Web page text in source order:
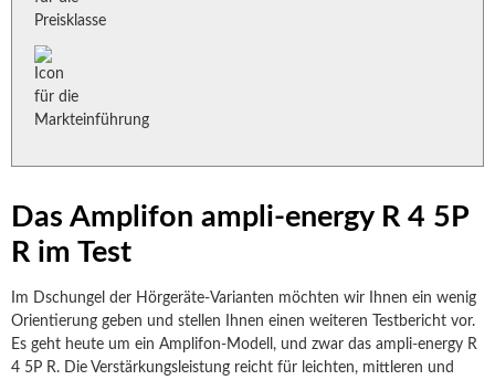
Das Amplifon ampli-energy R 4 5P
R im Test
Im Dschungel der Hörgeräte-Varianten möchten wir Ihnen ein wenig
Orientierung geben und stellen Ihnen einen weiteren Testbericht vor.
Es geht heute um ein Amplifon-Modell, und zwar das ampli-energy R
4 5P R. Die Verstärkungsleistung reicht für leichten, mittleren und